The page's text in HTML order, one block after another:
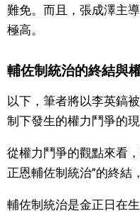
難免。而且，張成澤主
極高。
輔佐制統治的終結與
以下，筆者將以李英鎬
制下發生的權力鬥爭的現
從權力鬥爭的觀點來看
正恩輔佐制統治”的終結
輔佐制統治是金正日在